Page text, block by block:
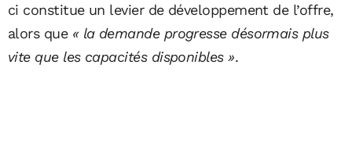
ci constitue un levier de développement de l’offre,
alors que « la demande progresse désormais plus
vite que les capacités disponibles ».